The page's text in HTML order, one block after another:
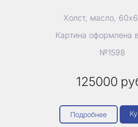
Холст, масло,
Картина оформлена
№1598
125000
Подробнее